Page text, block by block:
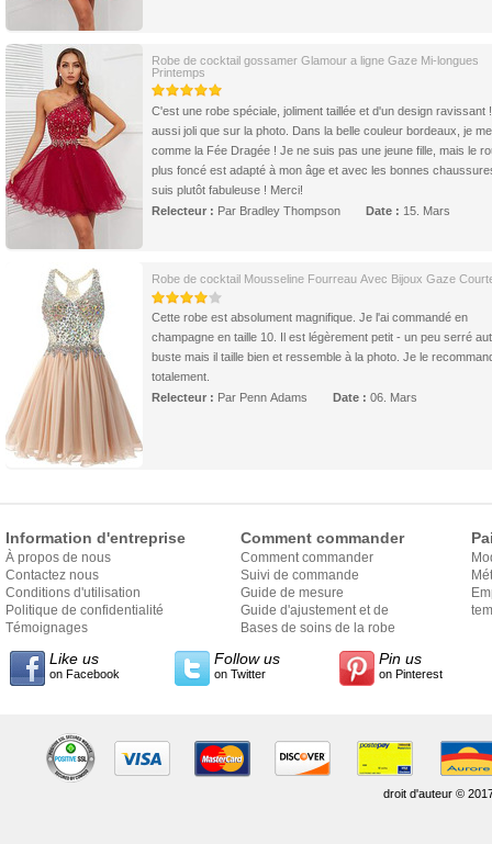
Robe de cocktail gossamer Glamour a ligne Gaze Mi-longues
Printemps
C'est une robe spéciale, joliment taillée et d'un design ravissant
aussi joli que sur la photo. Dans la belle couleur bordeaux, je
comme la Fée Dragée ! Je ne suis pas une jeune fille, mais le
plus foncé est adapté à mon âge et avec les bonnes
suis plutôt fabuleuse ! Merci!
Relecteur : Par Bradley Thompson Date : 15. Mars
Robe de cocktail Mousseline Fourreau Avec Bijoux Gaze
Cette robe est absolument magnifique. Je l'ai commandé en
champagne en taille 10. Il est légèrement petit - un peu serré
buste mais il taille bien et ressemble à la photo. Je le
totalement.
Relecteur : Par Penn Adams Date : 06. Mars
Information d'entreprise
À propos de nous
Contactez nous
Conditions d'utilisation
Politique de confidentialité
Témoignages
Comment commander
Comment commander
Suivi de commande
Guide de mesure
Guide d'ajustement et de
style
Bases de soins de la robe
Like us
on Facebook
Follow us
on Twitter
Pin us
on Pinterest
droit d'auteur ©